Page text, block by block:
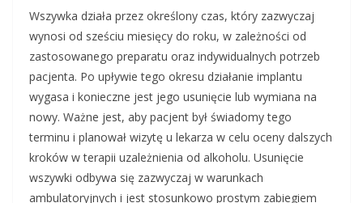
Wszywka działa przez określony czas, który zazwyczaj
wynosi od sześciu miesięcy do roku, w zależności od
zastosowanego preparatu oraz indywidualnych potrzeb
pacjenta. Po upływie tego okresu działanie implantu
wygasa i konieczne jest jego usunięcie lub wymiana na
nowy. Ważne jest, aby pacjent był świadomy tego
terminu i planował wizytę u lekarza w celu oceny dalszych
kroków w terapii uzależnienia od alkoholu. Usunięcie
wszywki odbywa się zazwyczaj w warunkach
ambulatoryjnych i jest stosunkowo prostym zabiegiem